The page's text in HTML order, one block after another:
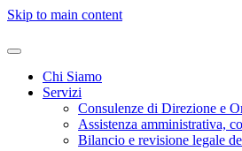
Skip to main content
Chi Siamo
Servizi
Consulenze di Direzione e
Assistenza amministrativa,
Bilancio e revisione legale